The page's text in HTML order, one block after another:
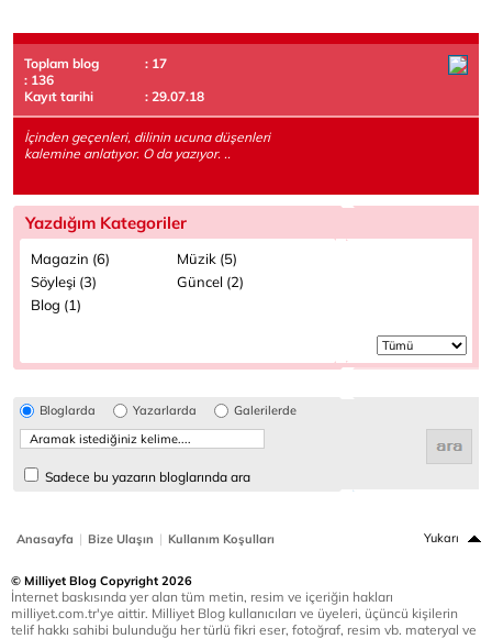
Toplam blog
: 17
: 136
Kayıt tarihi
: 29.07.18
İçinden geçenleri, dilinin ucuna düşenleri
kalemine anlatıyor. O da yazıyor. ..
Yazdığım Kategoriler
Magazin (6)
Müzik (5)
Söyleşi (3)
Güncel (2)
Blog (1)
Bloglarda Yazarlarda Galerilerde
Sadece bu yazarın bloglarında ara
Anasayfa | Bize Ulaşın | Kullanım Koşulları Yukarı
© Milliyet Blog Copyright 2026
İnternet baskısında yer alan tüm metin, resim ve içeriğin hakları
milliyet.com.tr'ye aittir. Milliyet Blog kullanıcıları ve üyeleri, üçüncü kişilerin
telif hakkı sahibi bulunduğu her türlü fikri eser, fotoğraf, resim vb. materyal ve